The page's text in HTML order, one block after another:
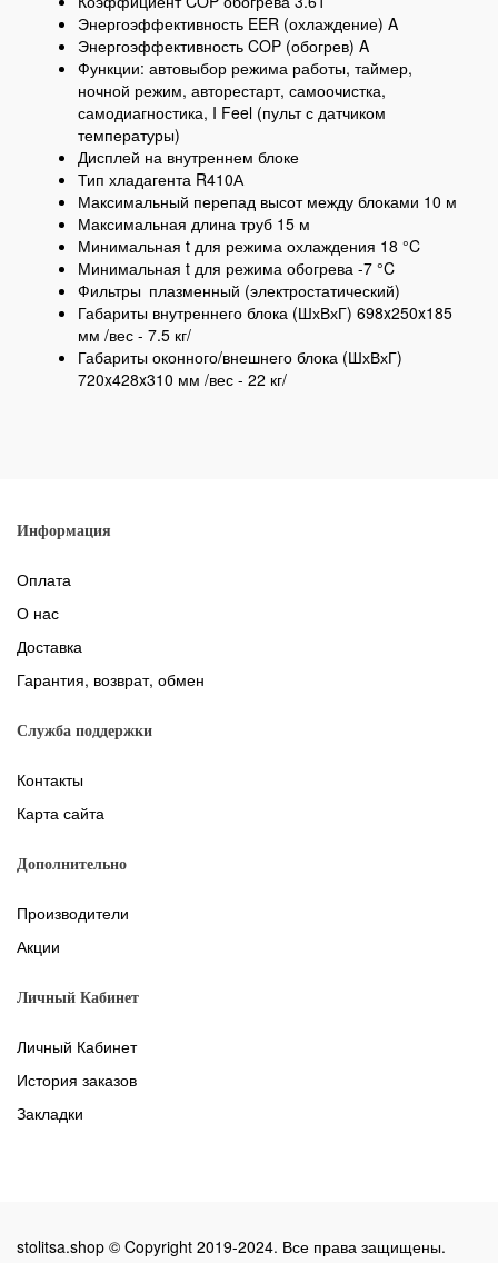
Энергоэффективность EER (охлаждение) A
Энергоэффективность COP (обогрев) A
Функции: автовыбор режима работы, таймер,
ночной режим, авторестарт, самоочистка,
самодиагностика, I Feel (пульт с датчиком
температуры)
Дисплей на внутреннем блоке
Тип хладагента R410А
Максимальный перепад высот между блоками 10 м
Максимальная длина труб 15 м
Минимальная t для режима охлаждения 18 °C
Минимальная t для режима обогрева -7 °C
Фильтры плазменный (электростатический)
Габариты внутреннего блока (ШхВхГ) 698x250x185
мм /вес - 7.5 кг/
Габариты оконного/внешнего блока (ШхВхГ)
720x428x310 мм /вес - 22 кг/
Информация
Оплата
О нас
Доставка
Гарантия, возврат, обмен
Служба поддержки
Контакты
Карта сайта
Дополнительно
Производители
Акции
Личный Кабинет
Личный Кабинет
История заказов
Закладки
stolitsa.shop © Copyright 2019-2024. Все права защищены.